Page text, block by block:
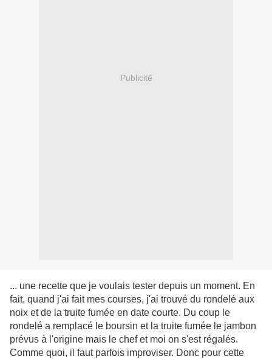
Publicité
... une recette que je voulais tester depuis un moment. En
fait, quand j'ai fait mes courses, j'ai trouvé du rondelé aux
noix et de la truite fumée en date courte. Du coup le
rondelé a remplacé le boursin et la truite fumée le jambon
prévus à l'origine mais le chef et moi on s'est régalés.
Comme quoi, il faut parfois improviser. Donc pour cette